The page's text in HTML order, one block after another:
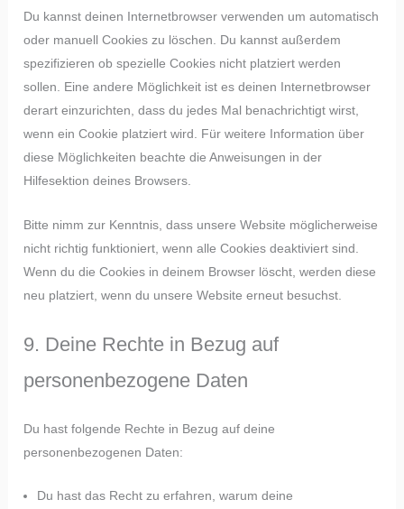
Du kannst deinen Internetbrowser verwenden um automatisch
oder manuell Cookies zu löschen. Du kannst außerdem
spezifizieren ob spezielle Cookies nicht platziert werden
sollen. Eine andere Möglichkeit ist es deinen Internetbrowser
derart einzurichten, dass du jedes Mal benachrichtigt wirst,
wenn ein Cookie platziert wird. Für weitere Information über
diese Möglichkeiten beachte die Anweisungen in der
Hilfesektion deines Browsers.
Bitte nimm zur Kenntnis, dass unsere Website möglicherweise
nicht richtig funktioniert, wenn alle Cookies deaktiviert sind.
Wenn du die Cookies in deinem Browser löscht, werden diese
neu platziert, wenn du unsere Website erneut besuchst.
9. Deine Rechte in Bezug auf
personenbezogene Daten
Du hast folgende Rechte in Bezug auf deine
personenbezogenen Daten:
Du hast das Recht zu erfahren, warum deine